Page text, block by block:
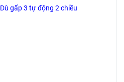
Dù gấp 3 tự động 2 chiều